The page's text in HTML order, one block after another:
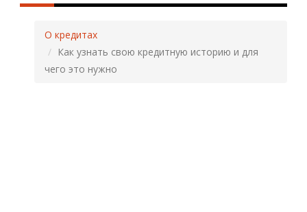
О кредитах
Как узнать свою кредитную историю и для
чего это нужно